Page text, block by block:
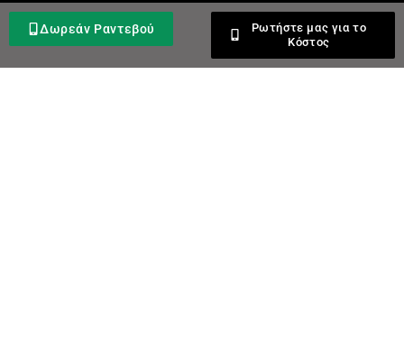
Δωρεάν Ραντεβού
Ρωτήστε μας για το
Κόστος